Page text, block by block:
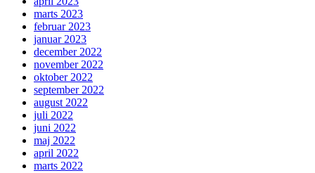
marts 2023
februar 2023
januar 2023
december 2022
november 2022
oktober 2022
september 2022
august 2022
juli 2022
juni 2022
maj 2022
april 2022
marts 2022